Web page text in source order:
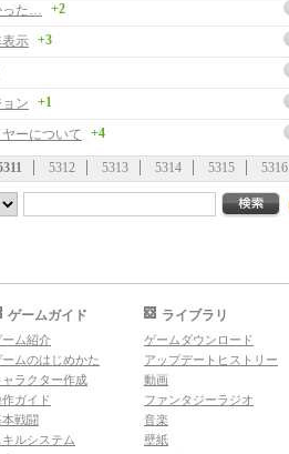
った…
+2
示 +3
ン
+1
ーについて
+4
5312 5313 5314 5315 5316
ゲームガイド
ーム紹介
ームのはじめかた
ャラクター作成
作ガイド
本戦闘
キルシステム
ライブラリ
ゲームダウンロード
アップデートヒストリー
動画
ファンタジーラジオ
音楽
壁紙